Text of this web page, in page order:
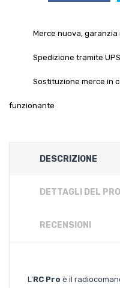
Merce nuova, garanzia
Spedizione tramite
Sostituzione merce in
funzionante
DESCRIZIONE
DETTAGLI DEL
RECENSIONI
L'RC Pro è il